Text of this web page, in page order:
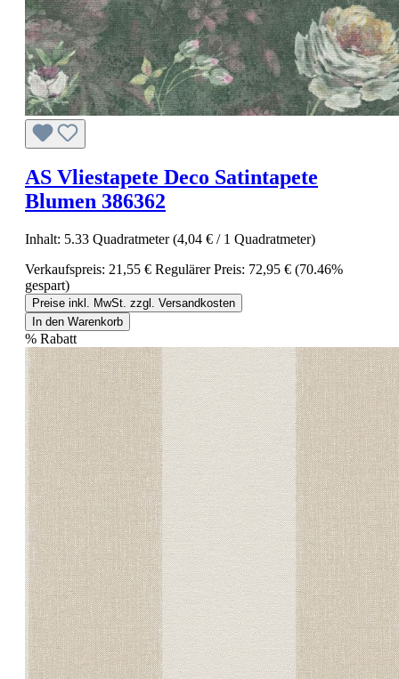
AS Vliestapete Deco Satintapete
Blumen 386362
Inhalt: 5.33 Quadratmeter(4,04 € / 1 Quadratmeter)
Verkaufspreis: 21,55 € Regulärer Preis: 72,95 € (70.46%
gespart)
Preise inkl. MwSt. zzgl. Versandkosten
In den Warenkorb
% Rabatt